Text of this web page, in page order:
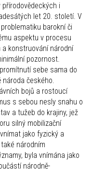
i
let 20. století. V
barokní či
aspektu v procesu
konstruování národní
pozornost.
sebe sama do
českého.
bojů a rostoucí
s sebou nesly snahu o
a tužeb do krajiny, jež
silný mobilizační
jako fyzický a
národním
byla vnímána jako
národně-